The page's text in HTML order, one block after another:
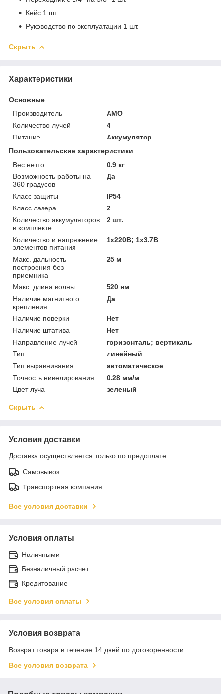
Кейс 1 шт.
Руководство по эксплуатации 1 шт.
Скрыть
Характеристики
Основные
Производитель
AMO
Количество лучей
4
Питание
Аккумулятор
Пользовательские характеристики
Вес нетто
0.9 кг
Возможность работы на
360 градусов
Да
Класс защиты
IP54
Класс лазера
2
Количество аккумуляторов
в комплекте
2 шт.
Количество и напряжение
элементов питания
1x220В; 1x3.7В
Макс. дальность
построения без
приемника
25 м
Макс. длина волны
520 нм
Наличие магнитного
крепления
Да
Наличие поверки
Нет
Наличие штатива
Нет
Направление лучей
горизонталь; вертикаль
Тип
линейный
Тип выравнивания
автоматическое
Точность нивелирования
0.28 мм/м
Цвет луча
зеленый
Скрыть
Условия доставки
Доставка осуществляется только по предоплате.
Самовывоз
Транспортная компания
Все условия доставки
Условия оплаты
Наличными
Безналичный расчет
Кредитование
Все условия оплаты
Условия возврата
Возврат товара в течение 14 дней по договоренности
Все условия возврата